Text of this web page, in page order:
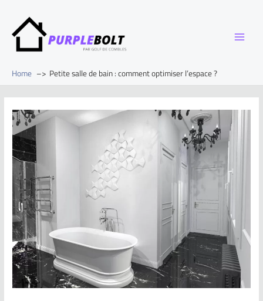
Home Petite salle de bain : comment optimiser l’espace ?